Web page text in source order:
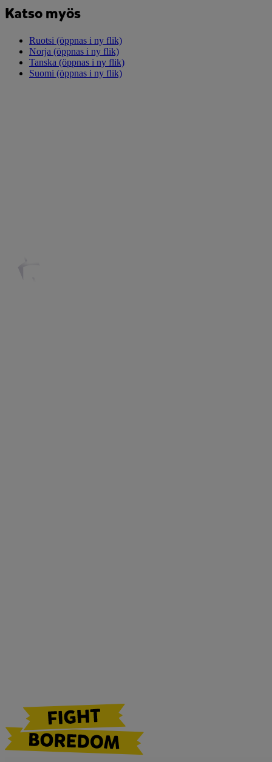
Katso myös
Ruotsi (öppnas i ny flik)
Norja (öppnas i ny flik)
Tanska (öppnas i ny flik)
Suomi (öppnas i ny flik)